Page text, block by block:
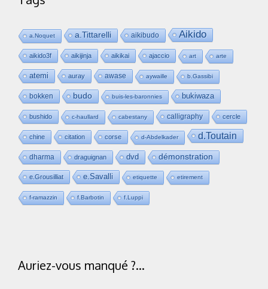
a.Noquet a.Tittarelli aikibudo Aikido
aikido3f aikijinja aikikai ajaccio art arte
atemi auray awase aywaille b.Gassibi
bokken budo buis-les-baronnies bukiwaza
bushido c-haullard cabestany calligraphy cercle
chine citation corse d-Abdelkader d.Toutain
dharma draguignan dvd démonstration
e.Grousilliat e.Savalli etiquette etirement
f-ramazzin f.Barbotin f.Luppi
Auriez-vous manqué ?…